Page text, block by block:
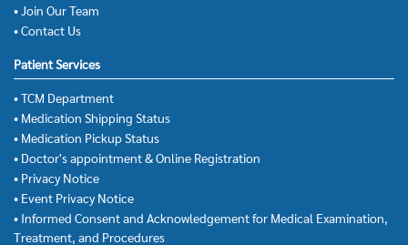
• Join Our Team
• Contact Us
Patient Services
• TCM Department
• Medication Shipping Status
• Medication Pickup Status
• Doctor's appointment & Online Registration
• Privacy Notice
• Event Privacy Notice
• Informed Consent and Acknowledgement for Medical Examination,
Treatment, and Procedures